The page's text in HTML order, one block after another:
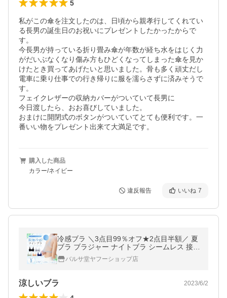
5
私がこの傘を注文したのは、日頃から親孝行してくれてい
る長男の誕生日のお祝いにプレゼントしたかったからで
す。
今長男が持っている折り畳み傘が年数が経ち水をはじく力
がだいぶなくなり傷み方もひどくなってしまった傘を見か
けたとき買ってあげたいと思いました。骨も多く頑丈だし
電車に乗り仕事での行き帰りに服を濡らさずに済みそうで
す。
フェイクレザーの収納カバーがついていて長男に
今日渡したら、おお喜びしていました。
おまけに開閉式のボタンがついていてとても便利です。一
番いい物をプレゼント出来て大満足です。
購入した商品
カラー/ネイビー
違反報告 いいね 7
冷感ブラ ＼3点目99％オフ★2点目半額／ 夏
ブラ ブラジャー ナイトブラ シームレス 接触
冷感 ブラ ノンワイヤー 夏 涼しい ブラ 薄手
メッシュ スポーツブラ
バルサ堂ヤフーショップ店
涼しいブラ 2023/6/2